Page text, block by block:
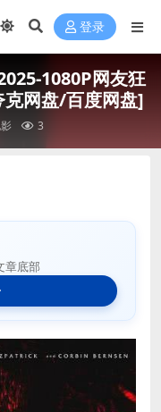
登录
1080P网友狂
网盘/百度网盘]
3
章底部